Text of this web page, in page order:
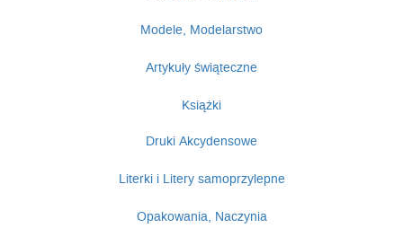
Modele, Modelarstwo
Artykuły świąteczne
Książki
Druki Akcydensowe
Literki i Litery samoprzylepne
Opakowania, Naczynia